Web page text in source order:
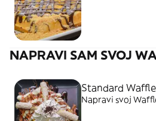
NAPRAVI SAM SVOJ
Standard Waffle
Napravi svoj